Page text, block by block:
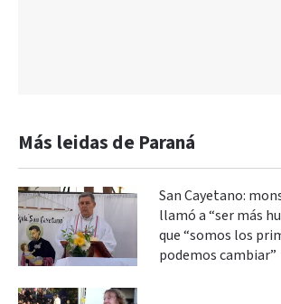
Más leidas de Paraná
San Cayetano:
llamó a “ser más
que “somos los
podemos cambiar”